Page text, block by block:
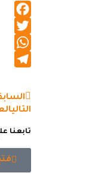
Twitter
التالي
تابعنا